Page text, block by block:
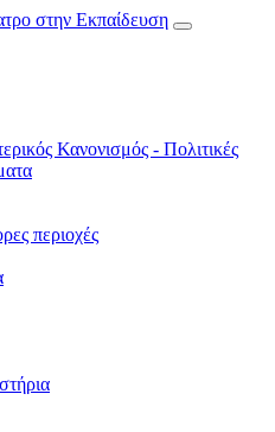
Κανονισμός - Πολιτικές
περιοχές